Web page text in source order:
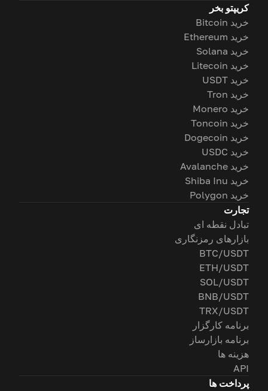
کریپتو بخر
خرید Bitcoin
خرید Ethereum
خرید Solana
خرید Litecoin
خرید USDT
خرید Tron
خرید Monero
خرید Toncoin
خرید Dogecoin
خرید USDC
خرید Avalanche
خرید Shiba Inu
خرید Polygon
تجارت
تبادل نقطه ای
بازارهای رمزنگاری
BTC/USDT
ETH/USDT
SOL/USDT
BNB/USDT
TRX/USDT
برنامه کارگزار
برنامه بازارساز
هزینه ها
API
پرداخت ها